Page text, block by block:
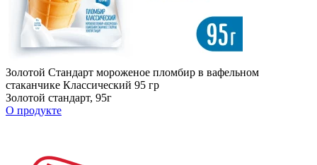
Золотой Стандарт мороженое пломбир в вафельном
стаканчике Классический 95 гр
Золотой стандарт, 95г
О продукте